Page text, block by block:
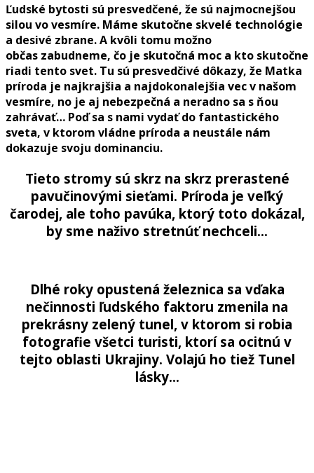
Ľudské bytosti sú presvedčené, že sú najmocnejšou
silou vo vesmíre. Máme skutočne skvelé technológie
a desivé zbrane. A kvôli tomu možno
občas zabudneme, čo je skutočná moc a kto skutočne
riadi tento svet. Tu sú presvedčivé dôkazy, že Matka
príroda je najkrajšia a najdokonalejšia vec v našom
vesmíre, no je aj nebezpečná a neradno sa s ňou
zahrávať… Poď sa s nami vydať do fantastického
sveta, v ktorom vládne príroda a neustále nám
dokazuje svoju dominanciu.
Tieto stromy sú skrz na skrz prerastené
pavučinovými sieťami. Príroda je veľký
čarodej, ale toho pavúka, ktorý toto dokázal,
by sme naživo stretnúť nechceli…
Dlhé roky opustená železnica sa vďaka
nečinnosti ľudského faktoru zmenila na
prekrásny zelený tunel, v ktorom si robia
fotografie všetci turisti, ktorí sa ocitnú v
tejto oblasti Ukrajiny. Volajú ho tiež Tunel
lásky…